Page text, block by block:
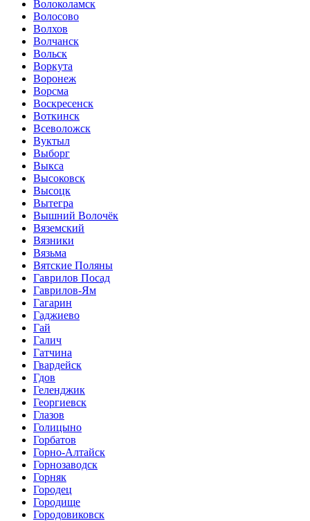
Волоколамск
Волосово
Волхов
Волчанск
Вольск
Воркута
Воронеж
Ворсма
Воскресенск
Воткинск
Всеволожск
Вуктыл
Выборг
Выкса
Высоковск
Высоцк
Вытегра
Вышний Волочёк
Вяземский
Вязники
Вязьма
Вятские Поляны
Гаврилов Посад
Гаврилов-Ям
Гагарин
Гаджиево
Гай
Галич
Гатчина
Гвардейск
Гдов
Геленджик
Георгиевск
Глазов
Голицыно
Горбатов
Горно-Алтайск
Горнозаводск
Горняк
Городец
Городище
Городовиковск